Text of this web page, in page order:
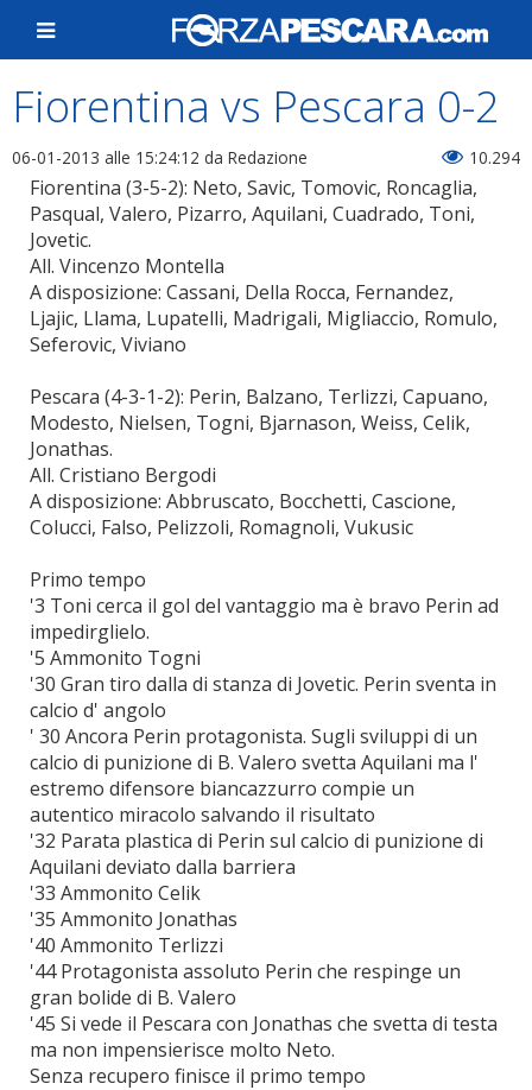
Fiorentina vs Pescara 0-2
06-01-2013 alle 15:24:12 da Redazione 10.294
Fiorentina (3-5-2): Neto, Savic, Tomovic, Roncaglia,
Pasqual, Valero, Pizarro, Aquilani, Cuadrado, Toni,
Jovetic.
All. Vincenzo Montella
A disposizione: Cassani, Della Rocca, Fernandez,
Ljajic, Llama, Lupatelli, Madrigali, Migliaccio, Romulo,
Seferovic, Viviano
Pescara (4-3-1-2): Perin, Balzano, Terlizzi, Capuano,
Modesto, Nielsen, Togni, Bjarnason, Weiss, Celik,
Jonathas.
All. Cristiano Bergodi
A disposizione: Abbruscato, Bocchetti, Cascione,
Colucci, Falso, Pelizzoli, Romagnoli, Vukusic
Primo tempo
'3 Toni cerca il gol del vantaggio ma è bravo Perin ad
impedirglielo.
'5 Ammonito Togni
'30 Gran tiro dalla di stanza di Jovetic. Perin sventa in
calcio d' angolo
' 30 Ancora Perin protagonista. Sugli sviluppi di un
calcio di punizione di B. Valero svetta Aquilani ma l'
estremo difensore biancazzurro compie un
autentico miracolo salvando il risultato
'32 Parata plastica di Perin sul calcio di punizione di
Aquilani deviato dalla barriera
'33 Ammonito Celik
'35 Ammonito Jonathas
'40 Ammonito Terlizzi
'44 Protagonista assoluto Perin che respinge un
gran bolide di B. Valero
'45 Si vede il Pescara con Jonathas che svetta di testa
ma non impensierisce molto Neto.
Senza recupero finisce il primo tempo